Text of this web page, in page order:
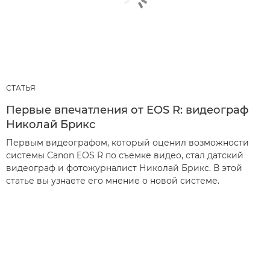
СТАТЬЯ
Первые впечатления от EOS R: видеограф
Николай Брикс
Первым видеографом, который оценил возможности
системы Canon EOS R по съемке видео, стал датский
видеограф и фотожурналист Николай Брикс. В этой
статье вы узнаете его мнение о новой системе.